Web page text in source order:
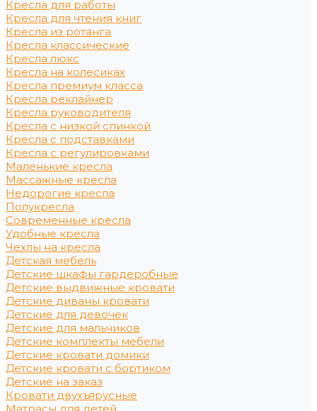
Кресла для работы
Кресла для чтения книг
Кресла из ротанга
Кресла классические
Кресла люкс
Кресла на колесиках
Кресла премиум класса
Кресла реклайнер
Кресла руководителя
Кресла с низкой спинкой
Кресла с подставками
Кресла с регулировками
Маленькие кресла
Массажные кресла
Недорогие кресла
Полукресла
Современные кресла
Удобные кресла
Чехлы на кресла
Детская мебель
Детские шкафы гардеробные
Детские выдвижные кровати
Детские диваны кровати
Детские для девочек
Детские для мальчиков
Детские комплекты мебели
Детские кровати домики
Детские кровати с бортиком
Детские на заказ
Кровати двухъярусные